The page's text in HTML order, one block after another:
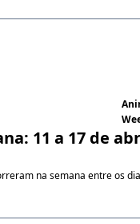
11 a 17 de
na semana entre os